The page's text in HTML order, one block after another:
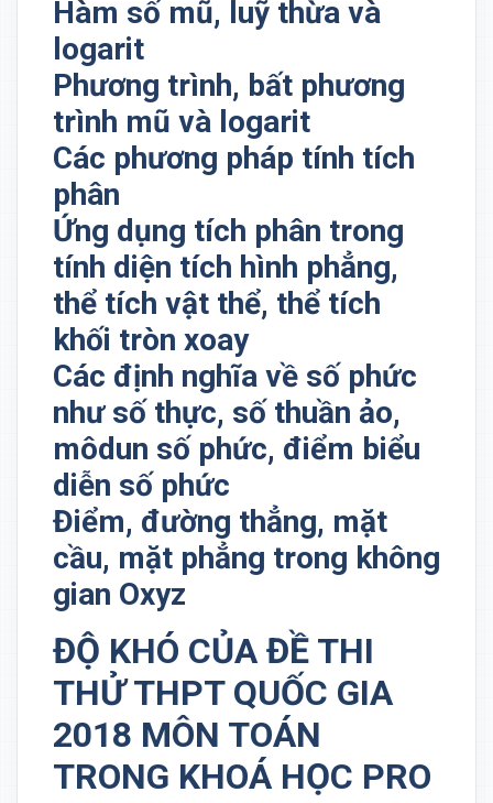
Hàm số mũ, luỹ thừa và
logarit
Phương trình, bất phương
trình mũ và logarit
Các phương pháp tính tích
phân
Ứng dụng tích phân trong
tính diện tích hình phẳng,
thể tích vật thể, thể tích
khối tròn xoay
Các định nghĩa về số phức
như số thực, số thuần ảo,
môdun số phức, điểm biểu
diễn số phức
Điểm, đường thẳng, mặt
cầu, mặt phẳng trong không
gian Oxyz
ĐỘ KHÓ CỦA ĐỀ THI
THỬ THPT QUỐC GIA
2018 MÔN TOÁN
TRONG KHOÁ HỌC PRO